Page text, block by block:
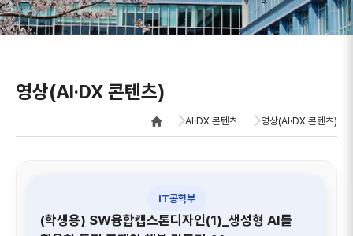
영상(AI·DX 콘텐츠)
AI·DX 콘텐츠 영상(AI·DX 콘텐츠)
IT공학부
(학생용) SW융합캡스톤디자인(1)_생성형 AI를